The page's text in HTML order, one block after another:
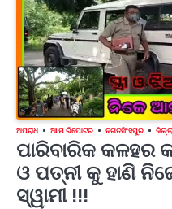
ଅପରାଧ ଆମ ରିପୋଟର ଜଗତସିଂହପୁର
ପାରିବାରିକ କଳହର
ଓ ପତ୍ନୀ କୁ ହାଣି
ସ୍ୱାମୀ !!!